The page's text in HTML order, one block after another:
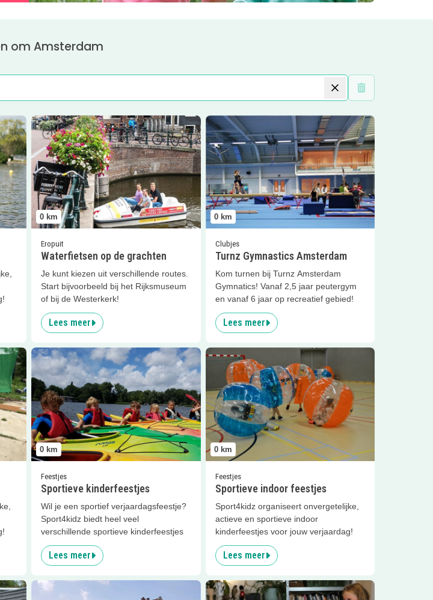
om Amsterdam
Wis filters
0 km
Eropuit
Waterfietsen op de grachten
Je kunt kiezen uit verschillende routes.
Start bijvoorbeeld bij het Rijksmuseum
of bij de Westerkerk!
Lees meer
Lees meer Waterfietsen op de grachten
0 km
Clubjes
Turnz Gymnastics Amsterdam
Kom turnen bij Turnz Amsterdam
Gymnatics! Vanaf 2,5 jaar peutergym
en vanaf 6 jaar op recreatief gebied!
Lees meer
Lees meer Turnz Gymnastics Amsterdam
0 km
Feestjes
Sportieve kinderfeestjes
Wil je een sportief verjaardagsfeestje?
Sport4kidz biedt heel veel
verschillende sportieve kinderfeestjes
Lees meer
Lees meer Sportieve kinderfeestjes
0 km
Feestjes
Sportieve indoor feestjes
Sport4kidz organiseert onvergetelijke,
actieve en sportieve indoor
kinderfeestjes voor jouw verjaardag!
Lees meer
Lees meer Sportieve indoor feestjes
Lees meer Rondvaart door de grachten Lees meer RinTinTin tekenclub